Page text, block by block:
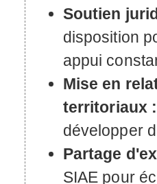
Soutien
disposition
appui
Mise en
territoriaux :
développer
Partage
SIAE pour